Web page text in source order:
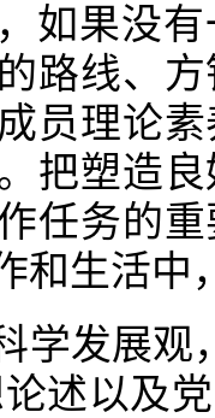
如果没
路线、
员理论
把塑造
任务的
和生活中
学发展观
述以及